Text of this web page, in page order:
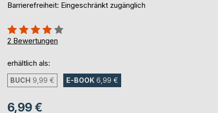
Barrierefreiheit: Eingeschränkt zugänglich
Bewertung::
80%
2 Bewertungen
erhältlich als:
BUCH 9,99 € E-BOOK 6,99 €
6,99 €